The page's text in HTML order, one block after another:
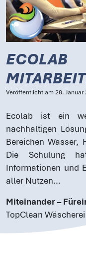
ECOLAB
Veröffentlicht am28. Januar
Ecolab ist ein
nachhaltigen
Bereichen Wasser,
Die Schulung
Informationen und
aller Nutzen…
Miteinander –
TopClean Wäscherei